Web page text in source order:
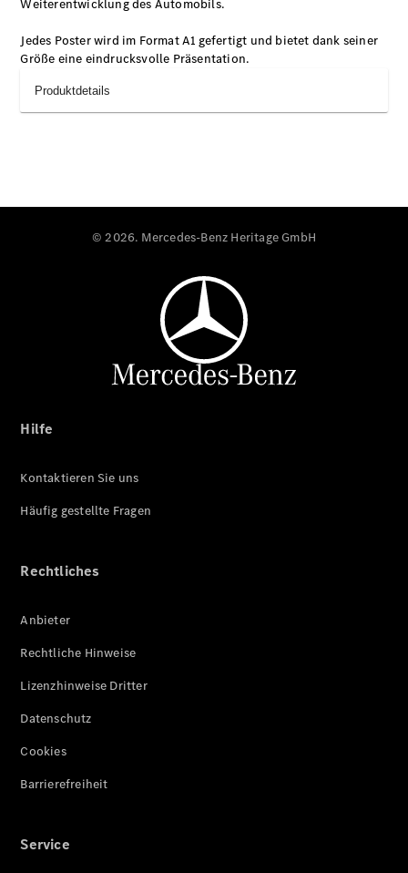
Weiterentwicklung des Automobils.
Jedes Poster wird im Format A1 gefertigt und bietet dank seiner
Größe eine eindrucksvolle Präsentation.
Produktdetails
© 2026. Mercedes-Benz Heritage GmbH
Hilfe
Kontaktieren Sie uns
Häufig gestellte Fragen
Rechtliches
Anbieter
Rechtliche Hinweise
Lizenzhinweise Dritter
Datenschutz
Cookies
Barrierefreiheit
Service